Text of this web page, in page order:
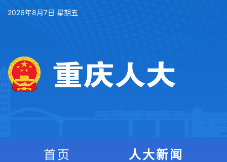
2026年8月7日 星期五
首页 人大新闻